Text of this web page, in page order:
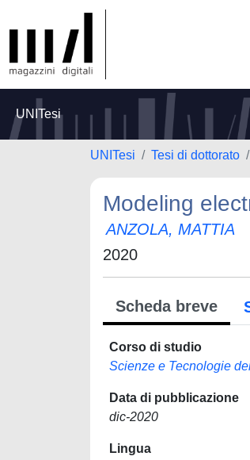
UNITesi
UNITesi Tesi di dottorato
Modeling
ANZOLA, MATTIA
2020
Scheda breve
Corso di studio
Scienze e Tecnologie
Data di pubblicazione
dic-2020
Lingua